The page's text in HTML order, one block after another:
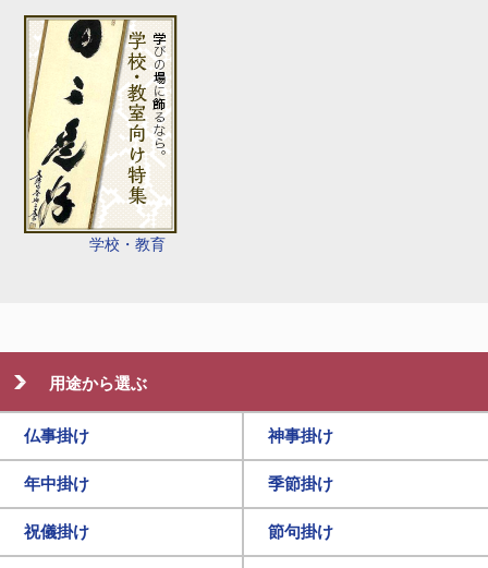
学校・教育
用途から選ぶ
仏事掛け 神事掛け
年中掛け 季節掛け
祝儀掛け 節句掛け